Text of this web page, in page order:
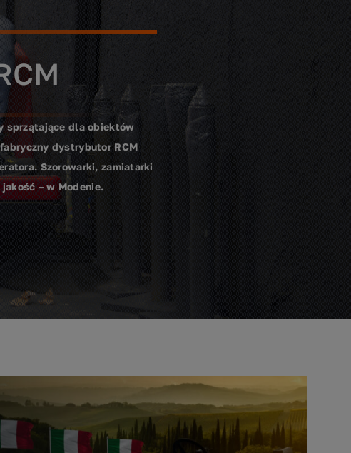
sprzątające dla obiektów
dystrybutor RCM
Szorowarki, zamiatarki
– w Modenie.